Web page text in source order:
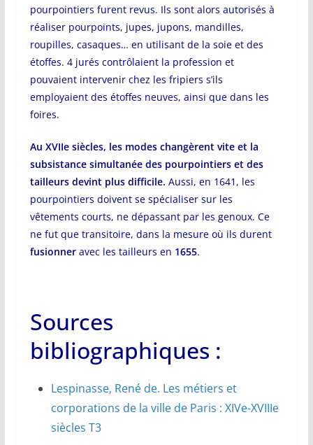
pourpointiers furent revus. Ils sont alors autorisés à
réaliser pourpoints, jupes, jupons, mandilles,
roupilles, casaques… en utilisant de la soie et des
étoffes. 4 jurés contrôlaient la profession et
pouvaient intervenir chez les fripiers s’ils
employaient des étoffes neuves, ainsi que dans les
foires.
Au XVIIe siècles, les modes changèrent vite et la
subsistance simultanée des pourpointiers et des
tailleurs devint plus difficile. Aussi, en 1641, les
pourpointiers doivent se spécialiser sur les
vêtements courts, ne dépassant par les genoux. Ce
ne fut que transitoire, dans la mesure où ils durent
fusionneravec les tailleurs en 1655.
Sources
bibliographiques :
Lespinasse, René de. Les métiers et
corporations de la ville de Paris : XIVe-XVIIIe
siècles T3